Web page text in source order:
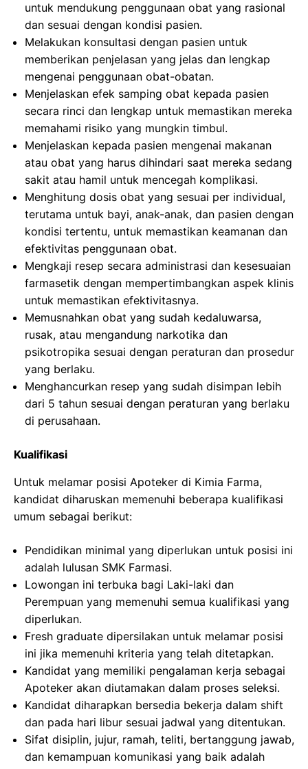
untuk mendukung penggunaan obat yang rasional
dan sesuai dengan kondisi pasien.
Melakukan konsultasi dengan pasien untuk
memberikan penjelasan yang jelas dan lengkap
mengenai penggunaan obat-obatan.
Menjelaskan efek samping obat kepada pasien
secara rinci dan lengkap untuk memastikan mereka
memahami risiko yang mungkin timbul.
Menjelaskan kepada pasien mengenai makanan
atau obat yang harus dihindari saat mereka sedang
sakit atau hamil untuk mencegah komplikasi.
Menghitung dosis obat yang sesuai per individual,
terutama untuk bayi, anak-anak, dan pasien dengan
kondisi tertentu, untuk memastikan keamanan dan
efektivitas penggunaan obat.
Mengkaji resep secara administrasi dan kesesuaian
farmasetik dengan mempertimbangkan aspek klinis
untuk memastikan efektivitasnya.
Memusnahkan obat yang sudah kedaluwarsa,
rusak, atau mengandung narkotika dan
psikotropika sesuai dengan peraturan dan prosedur
yang berlaku.
Menghancurkan resep yang sudah disimpan lebih
dari 5 tahun sesuai dengan peraturan yang berlaku
di perusahaan.
Kualifikasi
Untuk melamar posisi Apoteker di Kimia Farma,
kandidat diharuskan memenuhi beberapa kualifikasi
umum sebagai berikut:
Pendidikan minimal yang diperlukan untuk posisi ini
adalah lulusan SMK Farmasi.
Lowongan ini terbuka bagi Laki-laki dan
Perempuan yang memenuhi semua kualifikasi yang
diperlukan.
Fresh graduate dipersilakan untuk melamar posisi
ini jika memenuhi kriteria yang telah ditetapkan.
Kandidat yang memiliki pengalaman kerja sebagai
Apoteker akan diutamakan dalam proses seleksi.
Kandidat diharapkan bersedia bekerja dalam shift
dan pada hari libur sesuai jadwal yang ditentukan.
Sifat disiplin, jujur, ramah, teliti, bertanggung jawab,
dan kemampuan komunikasi yang baik adalah